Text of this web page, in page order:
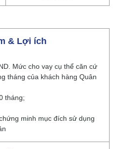
& Lợi ích
Mức cho vay cụ thể căn cứ
tháng của khách hàng Quân
tháng;
minh mục đích sử dụng